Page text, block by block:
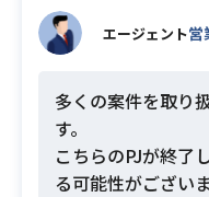
エージェント営
多くの案件を取り
す。
こちらのPJが終了
る可能性がございま